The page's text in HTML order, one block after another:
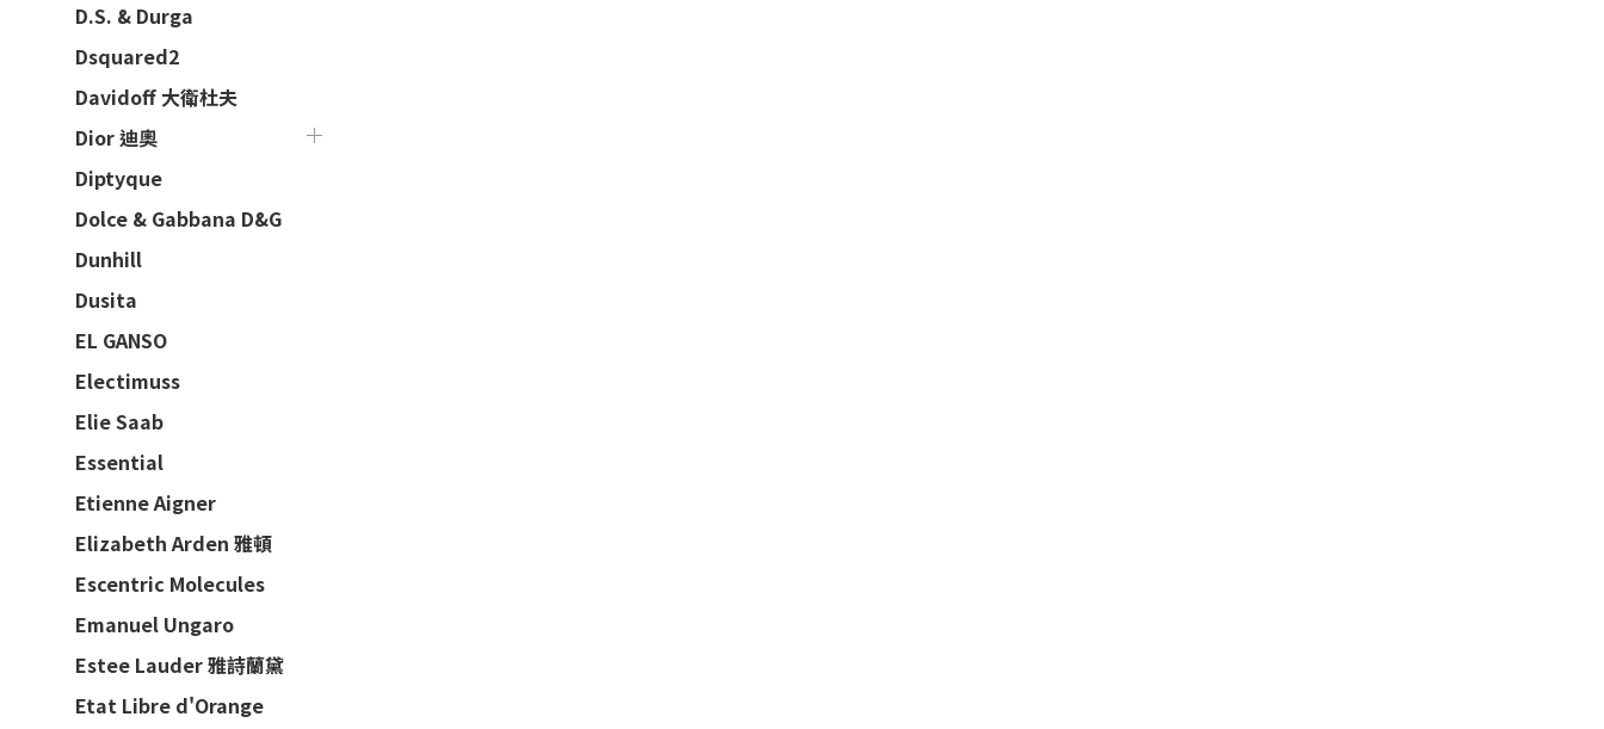
D.S. & Durga
Dsquared2
Davidoff 大衛杜夫
Dior 迪奧
Diptyque
Dolce & Gabbana D&G
Dunhill
Dusita
EL GANSO
Electimuss
Elie Saab
Essential
Etienne Aigner
Elizabeth Arden 雅頓
Escentric Molecules
Emanuel Ungaro
Estee Lauder 雅詩蘭黛
Etat Libre d'Orange